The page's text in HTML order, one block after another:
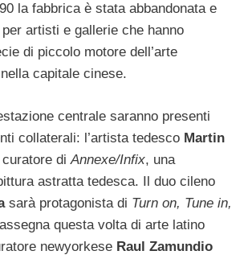
la fabbrica è stata abbandonata e
artisti e gallerie che hanno
di piccolo motore dell’arte
capitale cinese.
centrale saranno presenti
collaterali: l’artista tedesco Martin
curatore diAnnexe/Infix, una
astratta tedesca. Il duo cileno
sarà protagonista di Turn on, Tune in,
questa volta di arte latino
newyorkese Raul Zamundio